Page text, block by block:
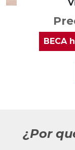
BECA
¿Por